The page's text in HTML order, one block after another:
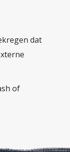
dat
of